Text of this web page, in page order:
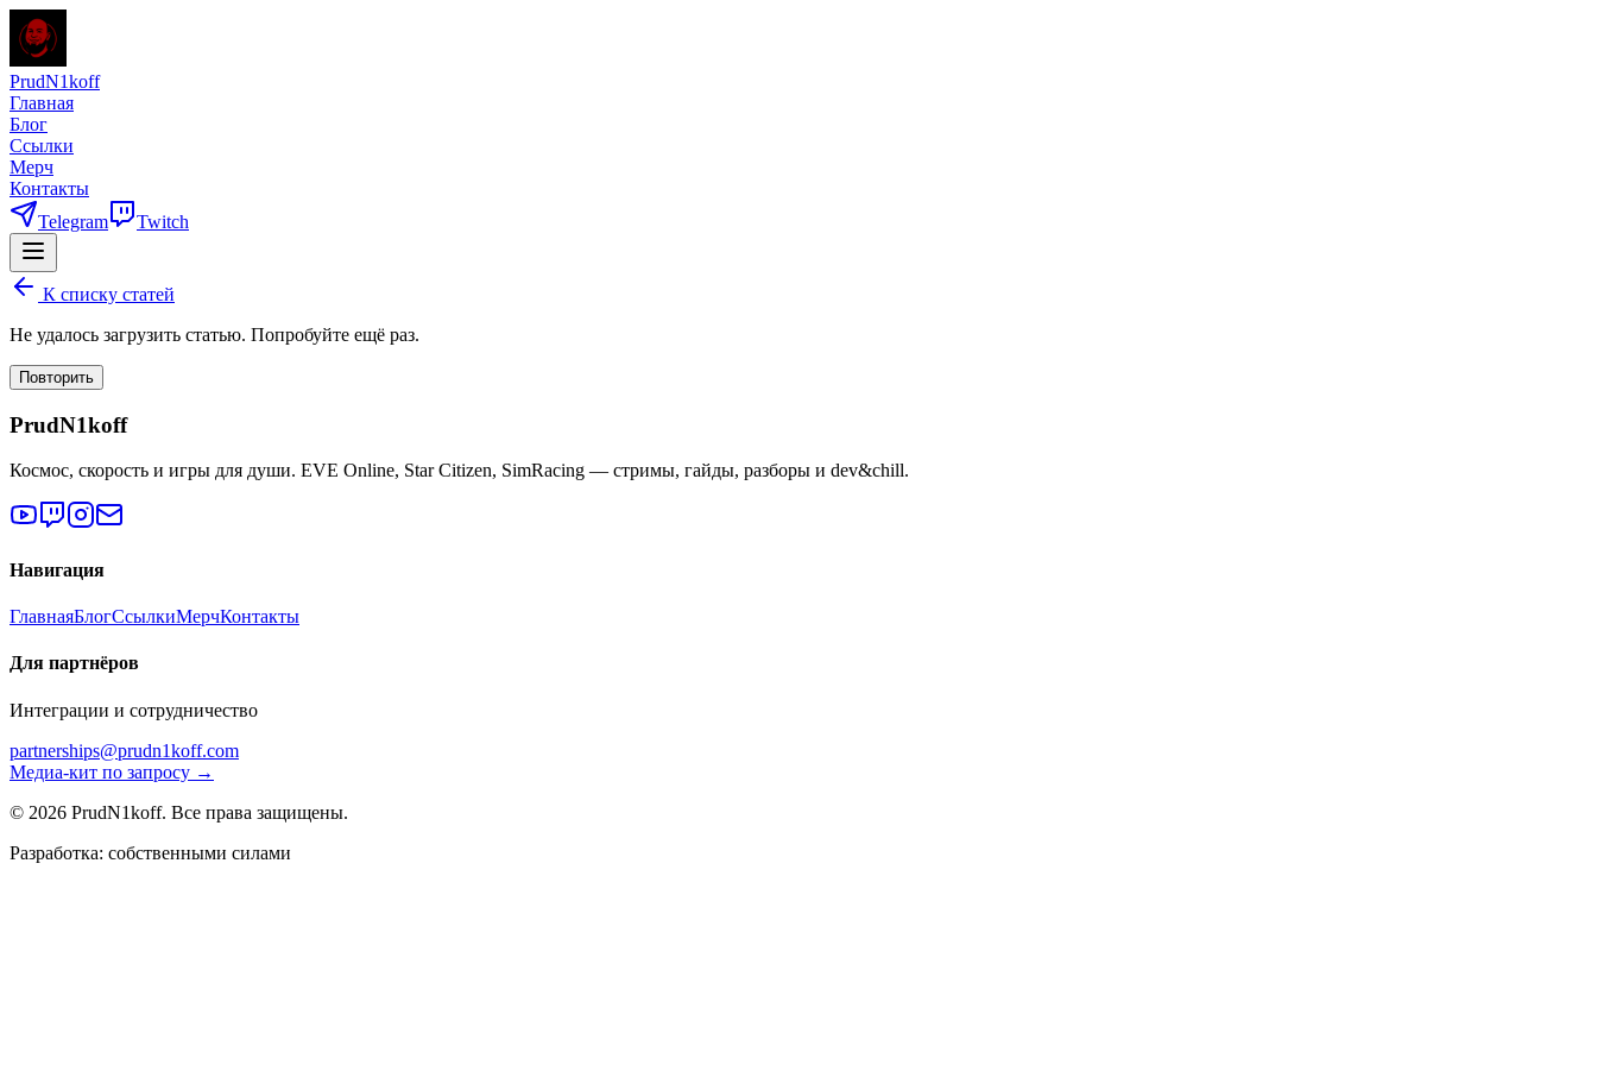
PrudN1koff
Главная
Блог
Ссылки
Мерч
Контакты
Telegram
Twitch
К списку статей
Не удалось загрузить статью. Попробуйте ещё раз.
Повторить
PrudN1koff
Космос, скорость и игры для души. EVE Online, Star Citizen, SimRacing — стримы, гайды, разборы и dev&chill.
Навигация
ГлавнаяБлогСсылкиМерчКонтакты
Для партнёров
Интеграции и сотрудничество
partnerships@prudn1koff.com
Медиа-кит по запросу →
© 2026 PrudN1koff. Все права защищены.
Разработка: собственными силами